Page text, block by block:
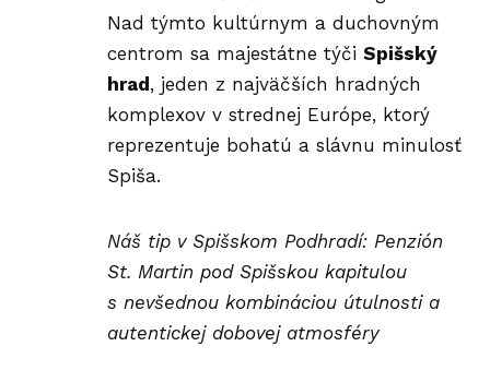
Nad týmto kultúrnym a duchovným
centrom sa majestátne týči Spišský
hrad , jeden z najväčších hradných
komplexov v strednej Európe, ktorý
reprezentuje bohatú a slávnu minulosť
Spiša.
Náš tip v Spišskom Podhradí: Penzión
St. Martin pod Spišskou kapitulou
s nevšednou kombináciou útulnosti a
autentickej dobovej atmosféry